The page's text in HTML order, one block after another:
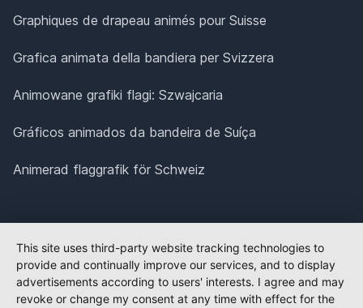
Graphiques de drapeau animés pour Suisse
Grafica animata della bandiera per Svizzera
Animowane grafiki flagi: Szwajcaria
Gráficos animados da bandeira de Suíça
Animerad flaggrafik för Schweiz
This site uses third-party website tracking technologies to
provide and continually improve our services, and to display
advertisements according to users' interests. I agree and may
revoke or change my consent at any time with effect for the